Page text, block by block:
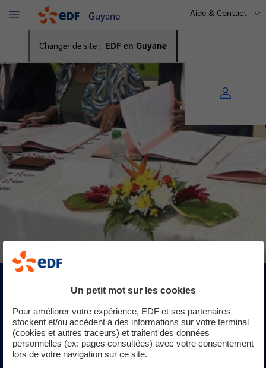
Guyane
Changer de site : EDF en Guyane
Aide & Contact
Menu
Des raccordements électriques
plus rapides en Guyane
Mis à jour le 02/12/2025
Un petit mot sur les cookies
Pour améliorer votre expérience, EDF et ses partenaires
stockent et/ou accèdent à des informations sur votre terminal
(cookies et autres traceurs) et traitent des données
personnelles (ex: pages consultées) avec votre consentement
lors de votre navigation sur ce site.